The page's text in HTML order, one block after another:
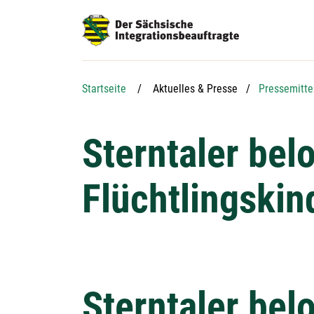
Startseite Aktuelles & Presse
Sterntaler